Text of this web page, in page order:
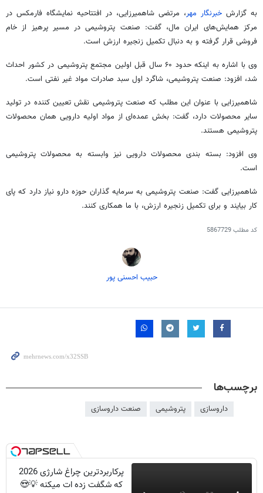
به گزارش خبرنگار مهر، مرتضی شاهمیرزایی، در افتتاحیه نمایشگاه فارمکس در
مرکز همایش‌های ایران مال، گفت: صنعت پتروشیمی در مسیر پرهیز از خام
فروشی قرار گرفته و به دنبال تکمیل زنجیره ارزش است.
وی با اشاره به اینکه حدود ۶۰ سال قبل اولین مجتمع پتروشیمی در کشور احداث
شد، افزود: صنعت پتروشیمی، شاگرد اول سبد صادرات مواد غیر نفتی است.
شاهمیرزایی با عنوان این مطلب که صنعت پتروشیمی نقش تعیین کننده در تولید
سایر محصولات دارد، گفت: بخش عمده‌ای از مواد اولیه دارویی همان محصولات
پتروشیمی هستند.
وی افزود: بسته بندی محصولات دارویی نیز وابسته به محصولات پتروشیمی
است.
شاهمیرزایی گفت: صنعت پتروشیمی به سرمایه گذاران حوزه دارو نیاز دارد که پای
کار بیایند و برای تکمیل زنجیره ارزش، با ما همکاری کنند.
کد مطلب5867729
حبیب احسنی پور
برچسب‌ها
داروسازی پتروشیمی صنعت داروسازی
پرکاربردترین چراغ شارژی 2026
که شگفت زده ات میکنه 💡😍